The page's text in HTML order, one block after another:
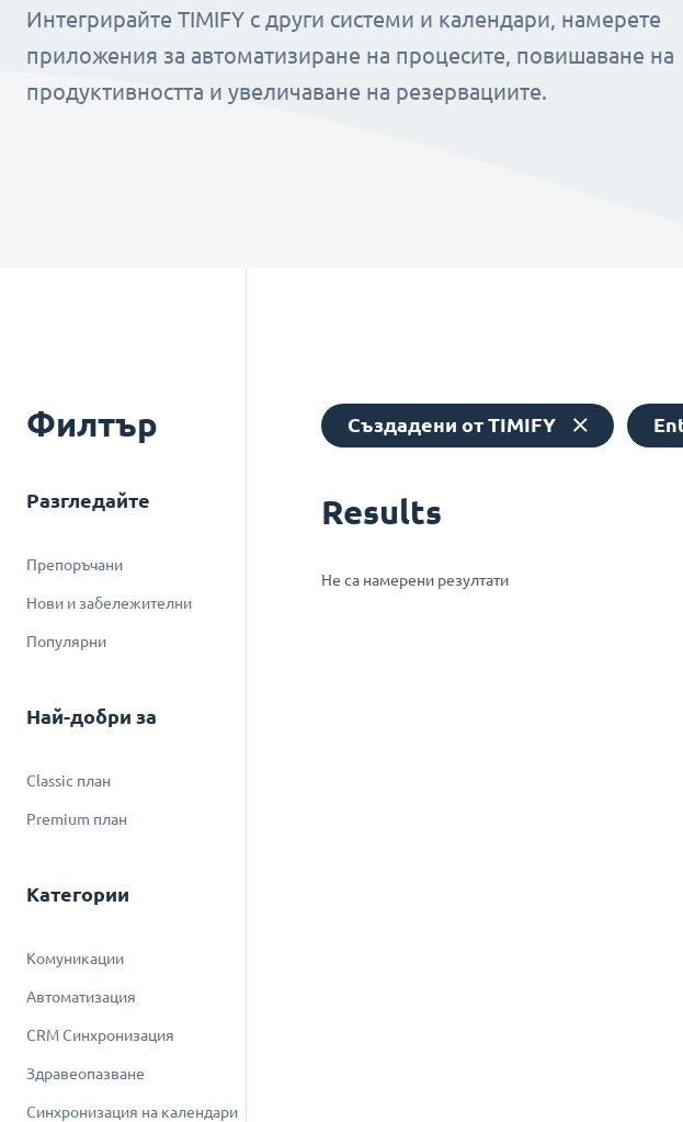
Интегрирайте TIMIFY с други системи и календари, намерете
приложения за автоматизиране на процесите, повишаване на
продуктивността и увеличаване на резервациите.
Филтър
Разгледайте
Препоръчани
Нови и забележителни
Популярни
Най-добри за
Classic план
Premium план
Категории
Комуникации
Автоматизация
CRM Синхронизация
Здравеопазване
Синхронизация на календари
Създадени от TIMIFY
Results
Не са намерени резултати